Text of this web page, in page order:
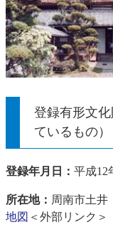
登録有形文
ているもの）
登録年月日： 平成12
所在地： 周南市土井
地図 ＜外部リンク＞